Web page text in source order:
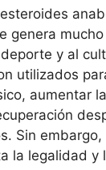
genera
y al
utilizados
aumentar
Sin
la legalidad y